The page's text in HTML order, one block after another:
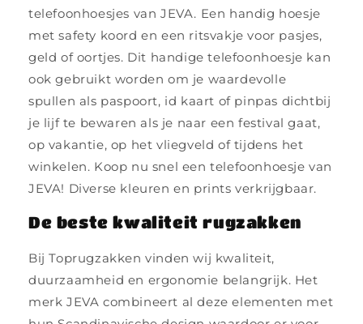
telefoonhoesjes van JEVA. Een handig hoesje
met safety koord en een ritsvakje voor pasjes,
geld of oortjes. Dit handige telefoonhoesje kan
ook gebruikt worden om je waardevolle
spullen als paspoort, id kaart of pinpas dichtbij
je lijf te bewaren als je naar een festival gaat,
op vakantie, op het vliegveld of tijdens het
winkelen. Koop nu snel een telefoonhoesje van
JEVA! Diverse kleuren en prints verkrijgbaar.
De beste kwaliteit rugzakken
Bij Toprugzakken vinden wij kwaliteit,
duurzaamheid en ergonomie belangrijk. Het
merk JEVA combineert al deze elementen met